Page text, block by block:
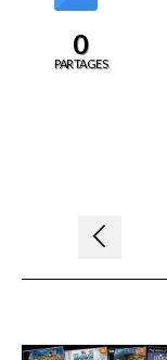
de
0
PARTAGES